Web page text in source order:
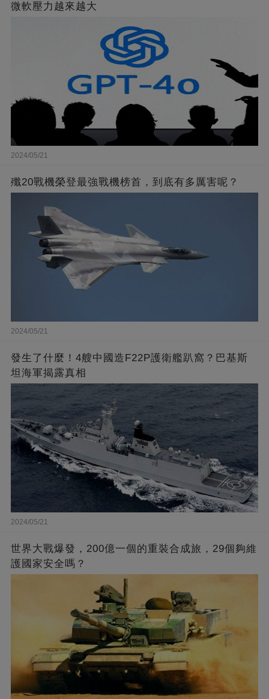
微軟壓力越來越大
2024/05/21
殲20戰機榮登最強戰機榜首，到底有多厲害呢？
2024/05/21
發生了什麼！4艘中國造F22P護衛艦趴窩？巴基斯
坦海軍揭露真相
2024/05/21
世界大戰爆發，200億一個的重裝合成旅，29個夠維
護國家安全嗎？